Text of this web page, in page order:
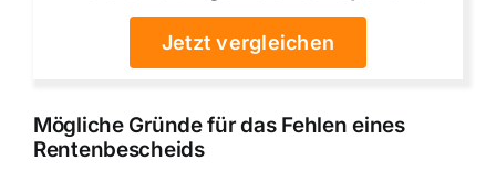
Jetzt vergleichen
Mögliche Gründe für das Fehlen eines
Rentenbescheids